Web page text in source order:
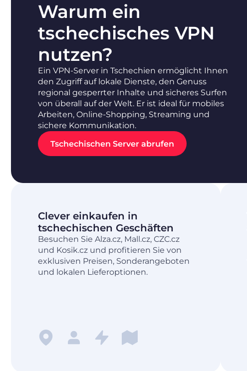
Warum ein
tschechisches VPN
nutzen?
Ein VPN-Server in Tschechien ermöglicht Ihnen
den Zugriff auf lokale Dienste, den Genuss
regional gesperrter Inhalte und sicheres Surfen
von überall auf der Welt. Er ist ideal für mobiles
Arbeiten, Online-Shopping, Streaming und
sichere Kommunikation.
Tschechischen Server abrufen
Clever einkaufen in
tschechischen Geschäften
Besuchen Sie Alza.cz, Mall.cz, CZC.cz
und Kosik.cz und profitieren Sie von
exklusiven Preisen, Sonderangeboten
und lokalen Lieferoptionen.